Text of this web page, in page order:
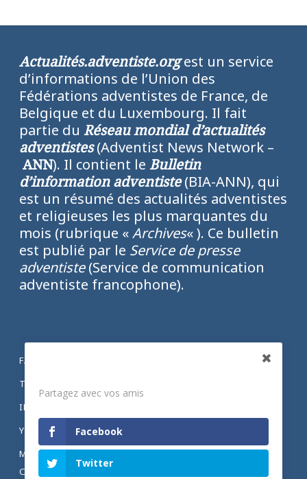
Actualités.adventiste.orgest un service
d’informations de l’Union des
Fédérations adventistes de France, de
Belgique et du Luxembourg. Il fait
partie du Réseau mondial d’actualités
adventistes(Adventist News Network –
ANN). Il contient le Bulletin
d’information adventiste(BIA-ANN), qui
est un résumé des actualités adventistes
et religieuses les plus marquantes du
mois (rubrique «Archives« ). Ce bulletin
est publié par le Service de presse
adventiste(Service de communication
adventiste francophone).
FACEBOOK
TWITTER
INSTAGRAM
YOUTUBE
MENTIONS LÉGALES ET POLITIQUE DE
CONFIDENTIALITÉ
Partagez avec vos amis
Facebook
Twitter